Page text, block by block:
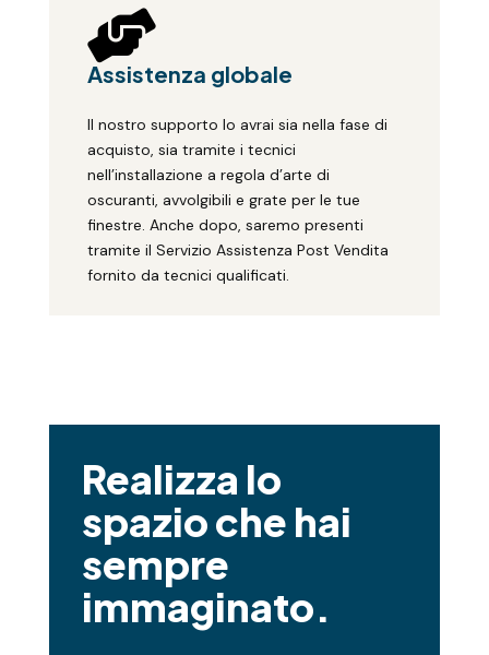

Assistenza globale
Il nostro supporto lo avrai sia nella fase di
acquisto, sia tramite i tecnici
nell’installazione a regola d’arte di
oscuranti, avvolgibili e grate per le tue
finestre. Anche dopo, saremo presenti
tramite il Servizio Assistenza Post Vendita
fornito da tecnici qualificati.
Realizza lo
spazio che hai
sempre
immaginato.